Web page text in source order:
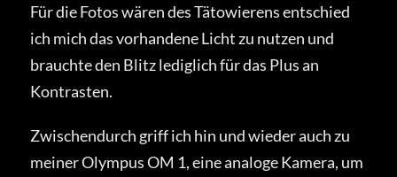
Für die Fotos wären des Tätowierens entschied
ich mich das vorhandene Licht zu nutzen und
brauchte den Blitz lediglich für das Plus an
Kontrasten.
Zwischendurch griff ich hin und wieder auch zu
meiner Olympus OM 1, eine analoge Kamera, um